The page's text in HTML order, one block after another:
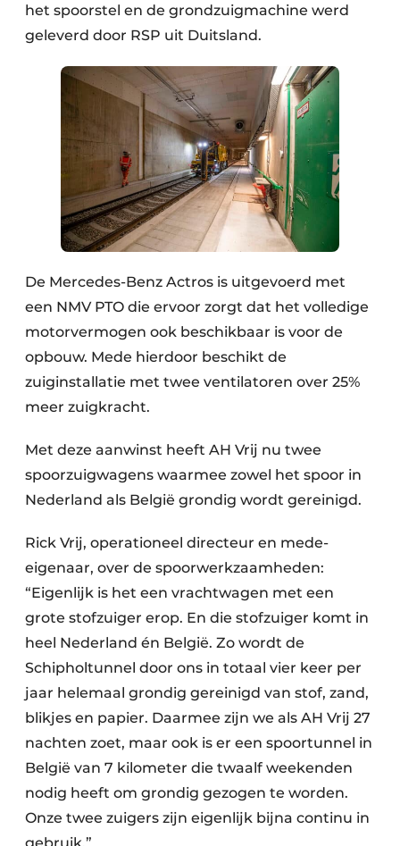
het spoorstel en de grondzuigmachine werd
geleverd door RSP uit Duitsland.
De Mercedes-Benz Actros is uitgevoerd met
een NMV PTO die ervoor zorgt dat het volledige
motorvermogen ook beschikbaar is voor de
opbouw. Mede hierdoor beschikt de
zuiginstallatie met twee ventilatoren over 25%
meer zuigkracht.
Met deze aanwinst heeft AH Vrij nu twee
spoorzuigwagens waarmee zowel het spoor in
Nederland als België grondig wordt gereinigd.
Rick Vrij, operationeel directeur en mede-
eigenaar, over de spoorwerkzaamheden:
“Eigenlijk is het een vrachtwagen met een
grote stofzuiger erop. En die stofzuiger komt in
heel Nederland én België. Zo wordt de
Schipholtunnel door ons in totaal vier keer per
jaar helemaal grondig gereinigd van stof, zand,
blikjes en papier. Daarmee zijn we als AH Vrij 27
nachten zoet, maar ook is er een spoortunnel in
België van 7 kilometer die twaalf weekenden
nodig heeft om grondig gezogen te worden.
Onze twee zuigers zijn eigenlijk bijna continu in
gebruik.”